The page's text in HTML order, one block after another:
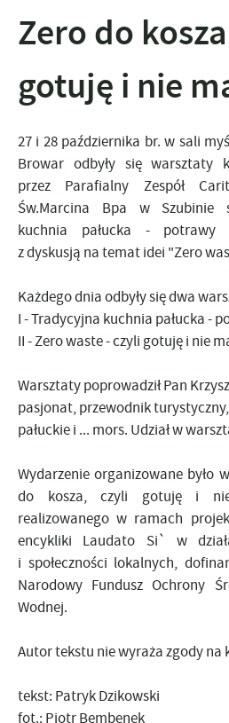
Zero do
gotuję i nie
27 i 28 października br. w sali
Browar odbyły się warsztaty
przez Parafialny Zespół
Św.Marcina Bpa w Szubinie
kuchnia pałucka - potrawy
z dyskusją na temat idei "Zero
Każdego dnia odbyły się dwa
I - Tradycyjna kuchnia pałucka -
II - Zero waste - czyli gotuję i nie
Warsztaty poprowadził Pan
pasjonat, przewodnik
pałuckie i ... mors. Udział w
Wydarzenie organizowane było
do kosza, czyli gotuję i nie
realizowanego w ramach
encykliki Laudato Si` w
i społeczności lokalnych,
Narodowy Fundusz Ochrony
Wodnej.
Autor tekstu nie wyraża zgody na
tekst: Patryk Dzikowski
fot.: Piotr Bembenek